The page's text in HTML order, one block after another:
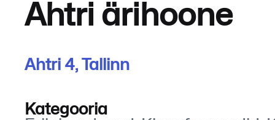
Ahtri ärihoone
Ahtri 4, Tallinn
Kategooria